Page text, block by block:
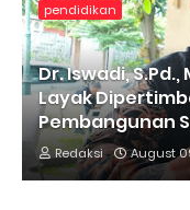
pendidikan
Dr. Iswadi,
Layak
Pembangunan
Redaksi August